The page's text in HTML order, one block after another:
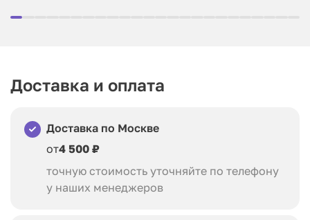
Доставка и оплата
Доставка по Москве
от4 500 ₽
точную стоимость уточняйте по телефону
у наших менеджеров